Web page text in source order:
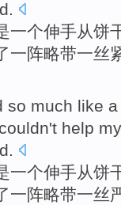
.
一个伸手从饼
一阵略带一丝
so much like a
couldn't help
.
一个伸手从饼
一阵略带一丝